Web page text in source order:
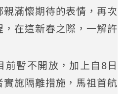
滿懷期待的表情，再次
在這新春之際，一解許
暫不開放，加上自8日
施隔離措施，馬祖首航